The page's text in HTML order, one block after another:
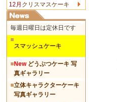
12月 クリスマスケーキ
毎週日曜日は定休日です
■
スマッシュケーキ
■Newどうぶつケーキ 写
真ギャラリー
■立体キャラクターケーキ
写真ギャラリー